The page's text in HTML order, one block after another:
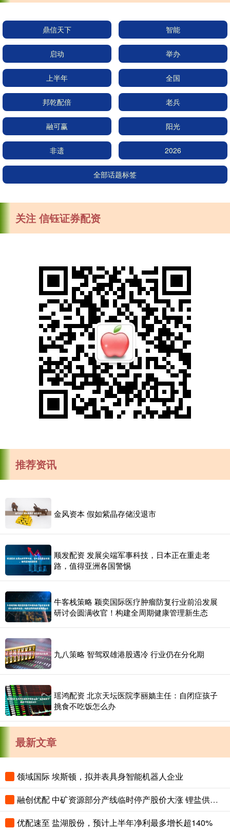
鼎信天下 智能
启动 举办
上半年 全国
邦乾配倍 老兵
融可赢 阳光
非遗 2026
全部话题标签
关注 信钰证券配资
推荐资讯
金风资本 假如紫晶存储没退市
顺发配资 发展尖端军事科技，日本正在重走老
路，值得亚洲各国警惕
牛客栈策略 颖奕国际医疗肿瘤防复行业前沿发展
研讨会圆满收官！构建全周期健康管理新生态
九八策略 智驾双雄港股遇冷 行业仍在分化期
瑶鸿配资 北京天坛医院李丽嫱主任：自闭症孩子
挑食不吃饭怎么办
最新文章
领域国际 埃斯顿，拟并表具身智能机器人企业
融创优配 中矿资源部分产线临时停产股价大涨 锂盐供需紧平衡预期强
优配速至 盐湖股份，预计上半年净利最多增长超140%